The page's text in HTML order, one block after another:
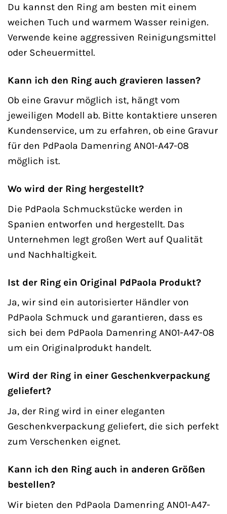
Du kannst den Ring am besten mit einem
weichen Tuch und warmem Wasser reinigen.
Verwende keine aggressiven Reinigungsmittel
oder Scheuermittel.
Kann ich den Ring auch gravieren lassen?
Ob eine Gravur möglich ist, hängt vom
jeweiligen Modell ab. Bitte kontaktiere unseren
Kundenservice, um zu erfahren, ob eine Gravur
für den PdPaola Damenring AN01-A47-08
möglich ist.
Wo wird der Ring hergestellt?
Die PdPaola Schmuckstücke werden in
Spanien entworfen und hergestellt. Das
Unternehmen legt großen Wert auf Qualität
und Nachhaltigkeit.
Ist der Ring ein Original PdPaola Produkt?
Ja, wir sind ein autorisierter Händler von
PdPaola Schmuck und garantieren, dass es
sich bei dem PdPaola Damenring AN01-A47-08
um ein Originalprodukt handelt.
Wird der Ring in einer Geschenkverpackung
geliefert?
Ja, der Ring wird in einer eleganten
Geschenkverpackung geliefert, die sich perfekt
zum Verschenken eignet.
Kann ich den Ring auch in anderen Größen
bestellen?
Wir bieten den PdPaola Damenring AN01-A47-